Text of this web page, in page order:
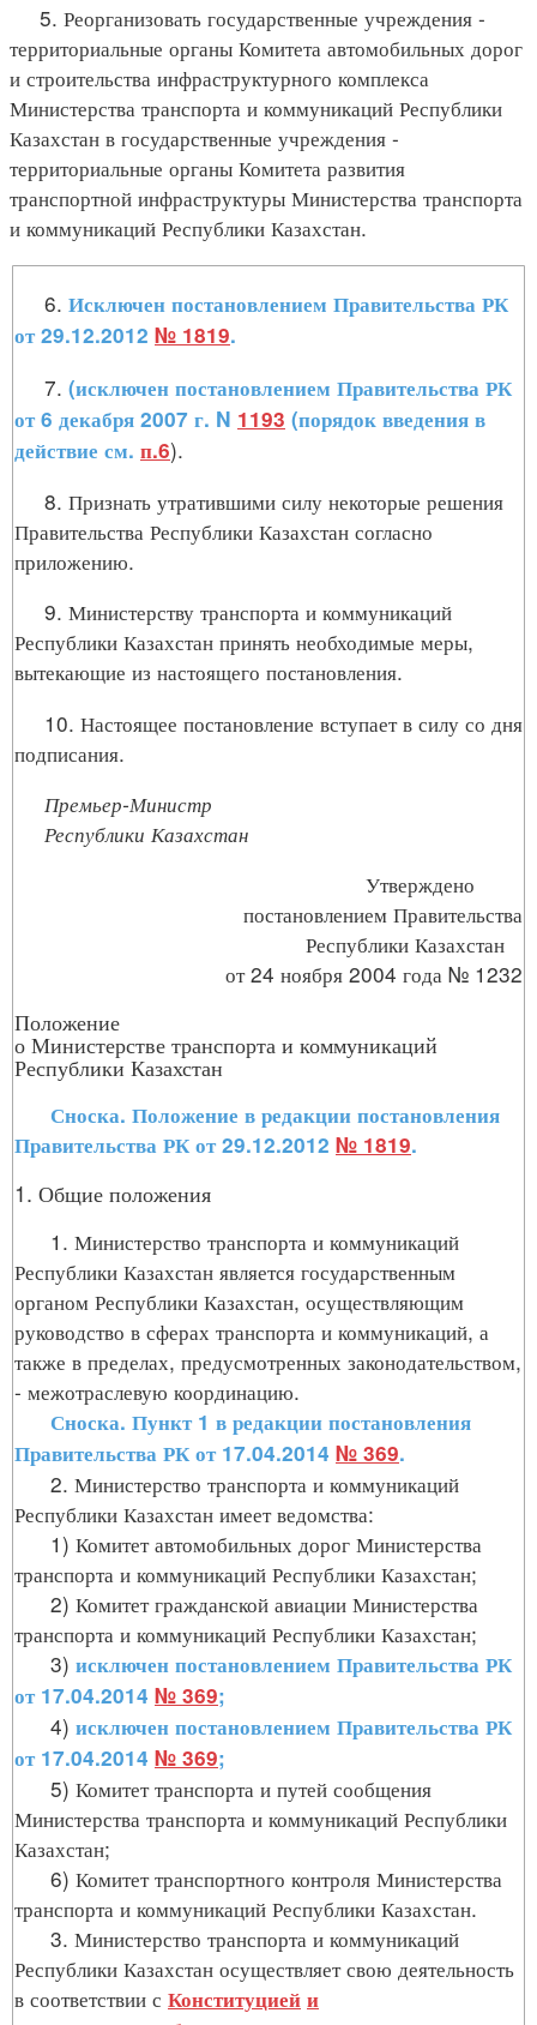
5. Реорганизовать государственные учреждения -
территориальные органы Комитета автомобильных дорог
и строительства инфраструктурного комплекса
Министерства транспорта и коммуникаций Республики
Казахстан в государственные учреждения -
территориальные органы Комитета развития
транспортной инфраструктуры Министерства транспорта
и коммуникаций Республики Казахстан.
6. Исключен постановлением Правительства РК
от 29.12.2012 № 1819.
7. (исключен постановлением Правительства РК
от 6 декабря 2007 г. N 1193 (порядок введения в
действие см. п.6).
8. Признать утратившими силу некоторые решения
Правительства Республики Казахстан согласно
приложению.
9. Министерству транспорта и коммуникаций
Республики Казахстан принять необходимые меры,
вытекающие из настоящего постановления.
10. Настоящее постановление вступает в силу со дня
подписания.
Премьер-Министр
Республики Казахстан
Утверждено
постановлением Правительства
Республики Казахстан
от 24 ноября 2004 года № 1232
Положение
о Министерстве транспорта и коммуникаций
Республики Казахстан
Сноска. Положение в редакции постановления
Правительства РК от 29.12.2012 № 1819.
1. Общие положения
1. Министерство транспорта и коммуникаций
Республики Казахстан является государственным
органом Республики Казахстан, осуществляющим
руководство в сферах транспорта и коммуникаций, а
также в пределах, предусмотренных законодательством,
- межотраслевую координацию.
Сноска. Пункт 1 в редакции постановления
Правительства РК от 17.04.2014 № 369.
2. Министерство транспорта и коммуникаций
Республики Казахстан имеет ведомства:
1) Комитет автомобильных дорог Министерства
транспорта и коммуникаций Республики Казахстан;
2) Комитет гражданской авиации Министерства
транспорта и коммуникаций Республики Казахстан;
3) исключен постановлением Правительства РК
от 17.04.2014 № 369;
4) исключен постановлением Правительства РК
от 17.04.2014 № 369;
5) Комитет транспорта и путей сообщения
Министерства транспорта и коммуникаций Республики
Казахстан;
6) Комитет транспортного контроля Министерства
транспорта и коммуникаций Республики Казахстан.
3. Министерство транспорта и коммуникаций
Республики Казахстан осуществляет свою деятельность
в соответствии с Конституцией и